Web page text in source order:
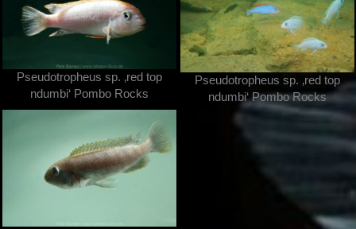
Pseudotropheus sp. ‚red top
ndumbi‘ Pombo Rocks
Pseudotropheus sp. ‚red top
ndumbi‘ Pombo Rocks